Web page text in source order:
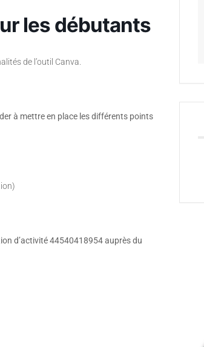
les débutants
de l’outil Canva.
à mettre en place les différents points
d’activité 44540418954 auprès du